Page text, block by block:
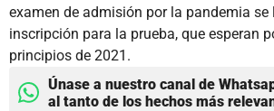
examen de admisión por la pandemia se
inscripción para la prueba, que esperan
principios de 2021.
Únase a nuestro canal de
al tanto de los hechos más